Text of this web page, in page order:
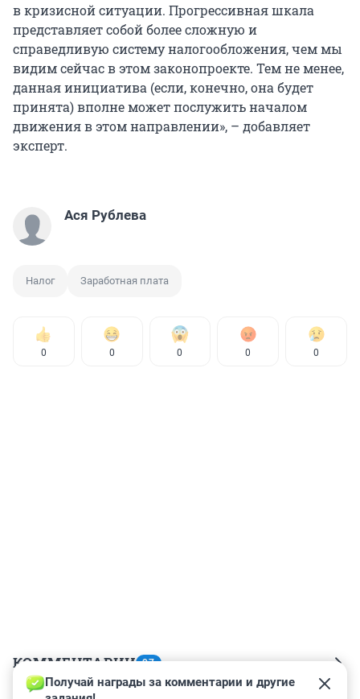
в кризисной ситуации. Прогрессивная шкала
представляет собой более сложную и
справедливую систему налогообложения, чем мы
видим сейчас в этом законопроекте. Тем не менее,
данная инициатива (если, конечно, она будет
принята) вполне может послужить началом
движения в этом направлении», – добавляет
эксперт.
Ася Рублева
Налог Заработная плата
0 0 0 0 0
КОММЕНТАРИИ 97
Получай награды за комментарии и другие